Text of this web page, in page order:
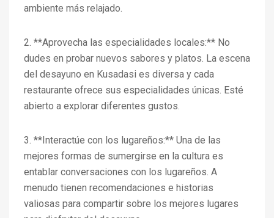
ambiente más relajado.
2. **Aprovecha las especialidades locales:** No
dudes en probar nuevos sabores y platos. La escena
del desayuno en Kusadasi es diversa y cada
restaurante ofrece sus especialidades únicas. Esté
abierto a explorar diferentes gustos.
3. **Interactúe con los lugareños:** Una de las
mejores formas de sumergirse en la cultura es
entablar conversaciones con los lugareños. A
menudo tienen recomendaciones e historias
valiosas para compartir sobre los mejores lugares